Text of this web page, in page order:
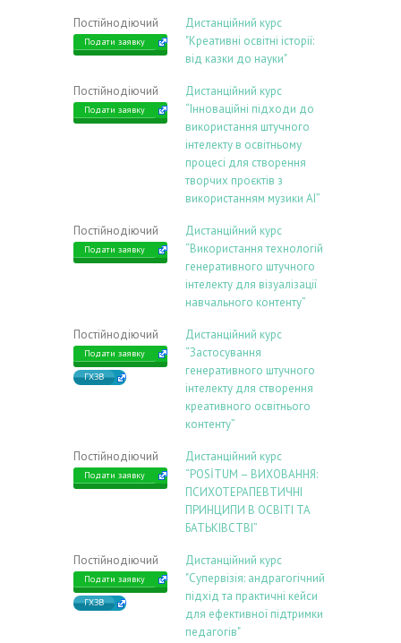
Постійнодіючий
Подати заявку
Дистанційний курс
"Креативні освітні історії:
від казки до науки"
Постійнодіючий
Подати заявку
Дистанційний курс
“Інноваційні підходи до
використання штучного
інтелекту в освітньому
процесі для створення
творчих проєктів з
використанням музики АІ”
Постійнодіючий
Подати заявку
Дистанційний курс
“Використання технологій
генеративного штучного
інтелекту для візуалізації
навчального контенту”
Постійнодіючий
Подати заявку
ГХЗВ
Дистанційний курс
“Застосування
генеративного штучного
інтелекту для створення
креативного освітнього
контенту”
Постійнодіючий
Подати заявку
Дистанційний курс
“POSİTUM – ВИХОВАННЯ:
ПСИХОТЕРАПЕВТИЧНІ
ПРИНЦИПИ В ОСВІТІ ТА
БАТЬКІВСТВІ”
Постійнодіючий
Подати заявку
ГХЗВ
Дистанційний курс
"Супервізія: андрагогічний
підхід та практичні кейси
для ефективної підтримки
педагогів"